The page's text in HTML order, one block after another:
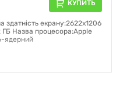
КУПИТЬ
здатність екрану:2622x1206
ГБ Назва процесора:Apple
ядерний